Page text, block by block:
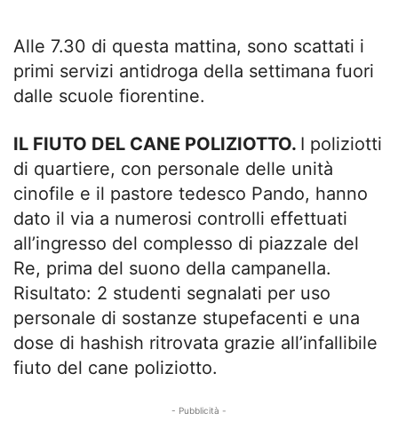
Alle 7.30 di questa mattina, sono scattati i
primi servizi antidroga della settimana fuori
dalle scuole fiorentine.
IL FIUTO DEL CANE POLIZIOTTO. I poliziotti
di quartiere, con personale delle unità
cinofile e il pastore tedesco Pando, hanno
dato il via a numerosi controlli effettuati
all’ingresso del complesso di piazzale del
Re, prima del suono della campanella.
Risultato: 2 studenti segnalati per uso
personale di sostanze stupefacenti e una
dose di hashish ritrovata grazie all’infallibile
fiuto del cane poliziotto.
- Pubblicità -